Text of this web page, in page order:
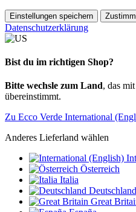
Einstellungen speichern
Datenschutzerklärung
Bist du im richtigen Shop?
Bitte wechsle zum Land, das
übereinstimmt.
Zu Ecco Verde International
Anderes Lieferland wählen
Österreich
Italia
Deutschland
Great